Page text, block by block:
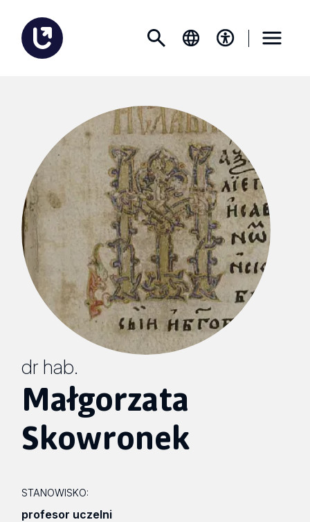
dr hab.
Małgorzata
Skowronek
STANOWISKO:
profesor uczelni